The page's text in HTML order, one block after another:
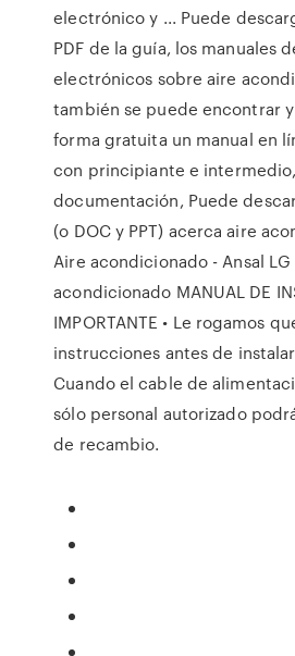
electrónico y ... Puede
PDF de la guía, los manuales
electrónicos sobre aire
también se puede encontrar
forma gratuita un manual en
con principiante e
documentación, Puede
(o DOC y PPT) acerca aire
Aire acondicionado - Ansal LG
acondicionado MANUAL DE
IMPORTANTE • Le rogamos
instrucciones antes de
Cuando el cable de
sólo personal autorizado
de recambio.